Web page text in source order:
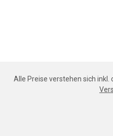
Alle Preise verstehen sich inkl.